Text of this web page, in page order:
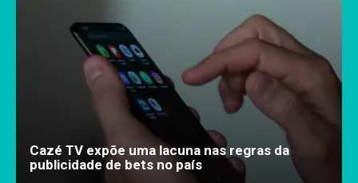
Cazé TV expõe uma lacuna nas regras da
publicidade de bets no país